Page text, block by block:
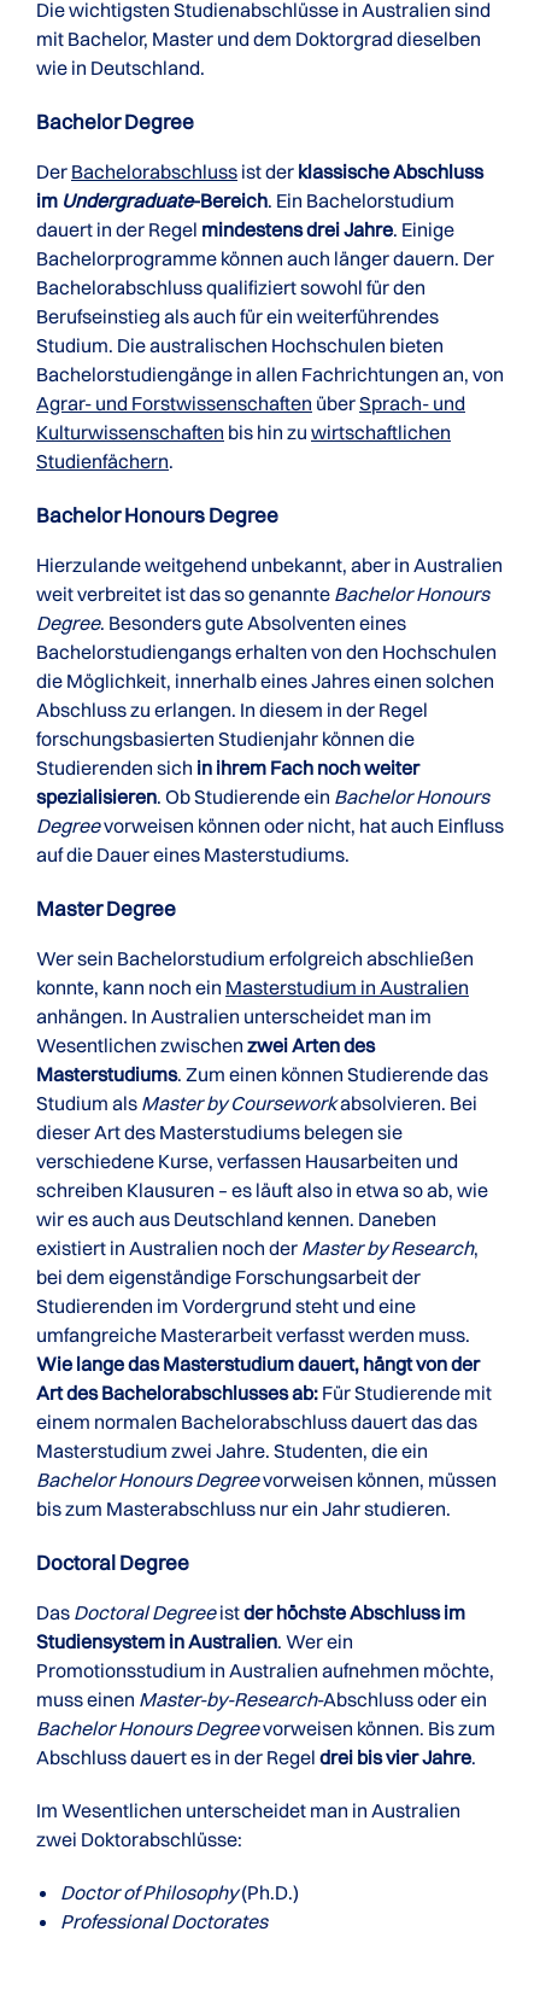
Die wichtigsten Studienabschlüsse in Australien sind
mit Bachelor, Master und dem Doktorgrad dieselben
wie in Deutschland.
Bachelor Degree
Der Bachelorabschluss ist der klassische Abschluss
im Undergraduate-Bereich. Ein Bachelorstudium
dauert in der Regel mindestens drei Jahre. Einige
Bachelorprogramme können auch länger dauern. Der
Bachelorabschluss qualifiziert sowohl für den
Berufseinstieg als auch für ein weiterführendes
Studium. Die australischen Hochschulen bieten
Bachelorstudiengänge in allen Fachrichtungen an, von
Agrar- und Forstwissenschaften überSprach- und
Kulturwissenschaften bis hin zu wirtschaftlichen
Studienfächern.
Bachelor Honours Degree
Hierzulande weitgehend unbekannt, aber in Australien
weit verbreitet ist das so genannte Bachelor Honours
Degree. Besonders gute Absolventen eines
Bachelorstudiengangs erhalten von den Hochschulen
die Möglichkeit, innerhalb eines Jahres einen solchen
Abschluss zu erlangen. In diesem in der Regel
forschungsbasierten Studienjahr können die
Studierenden sich in ihrem Fach noch weiter
spezialisieren. Ob Studierende ein Bachelor Honours
Degreevorweisen können oder nicht, hat auch Einfluss
auf die Dauer eines Masterstudiums.
Master Degree
Wer sein Bachelorstudium erfolgreich abschließen
konnte, kann noch ein Masterstudium in Australien
anhängen. In Australien unterscheidet man im
Wesentlichen zwischen zwei Arten des
Masterstudiums. Zum einen können Studierende das
Studium als Master by Courseworkabsolvieren. Bei
dieser Art des Masterstudiums belegen sie
verschiedene Kurse, verfassen Hausarbeiten und
schreiben Klausuren – es läuft also in etwa so ab, wie
wir es auch aus Deutschland kennen. Daneben
existiert in Australien noch der Master by Research,
bei dem eigenständige Forschungsarbeit der
Studierenden im Vordergrund steht und eine
umfangreiche Masterarbeit verfasst werden muss.
Wie lange das Masterstudium dauert, hängt von der
Art des Bachelorabschlusses ab: Für Studierende mit
einem normalen Bachelorabschluss dauert das das
Masterstudium zwei Jahre. Studenten, die ein
Bachelor Honours Degreevorweisen können, müssen
bis zum Masterabschluss nur ein Jahr studieren.
Doctoral Degree
Das Doctoral Degreeistder höchste Abschluss im
Studiensystem in Australien. Wer ein
Promotionsstudium in Australien aufnehmen möchte,
muss einen Master-by-Research-Abschluss oder ein
Bachelor Honours Degreevorweisen können. Bis zum
Abschluss dauert es in der Regel drei bis vier Jahre.
Im Wesentlichen unterscheidet man in Australien
zwei Doktorabschlüsse:
Doctor of Philosophy(Ph.D.)
Professional Doctorates